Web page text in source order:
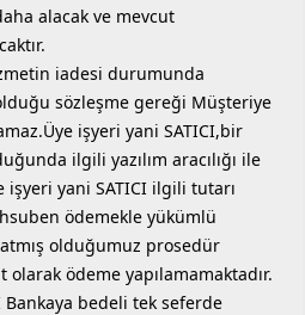
alacak ve mevcut
iadesi durumunda
sözleşme gereği Müşteriye
işyeri yani SATICI,bir
ilgili yazılım aracılığı ile
işyeri yani SATICI ilgili tutarı
ödemekle yükümlü
olduğumuz prosedür
ödeme yapılamamaktadır.
Bankaya bedeli tek seferde